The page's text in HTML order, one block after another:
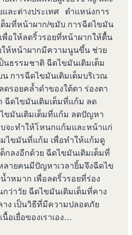
ละต่างประเทศ ตำแหน่งการ
มที่หน้าผาก/ขมับ การฉีดไขมัน
พื่อให้ลดริ้วรอยที่หน้าผากให้ตื้น
ห้หน้าผากมีความนูนขึ้น ช่วย
ธรรมชาติ ฉีดไขมันเติมเต็ม
น การฉีดไขมันเติมเต็มบริเวณ
ดรอยคล้ำดำของใต้ตา ร่องตา
ฉีดไขมันเติมเต็มที่แก้ม ลด
ขมันเติมเต็มที่แก้ม ลดปัญหา
จะทำให้โหนกแก้มและหน้าแก่
มไขมันที่แก้ม เพื่อทำให้แก้มดู
กลงอีกด้วย ฉีดไขมันเติมเต็มที่
ลายคนมีปัญหาเวลายิ้มจึงฉีดไข
ำหมาก เพื่อลดริ้วรอยที่ร่อง
ว่าวัย ฉีดไขมันเติมเต็มที่คาง
ง เป็นวิธีที่มีความปลอดภัย
นื้อเยื่อของเราเอง…